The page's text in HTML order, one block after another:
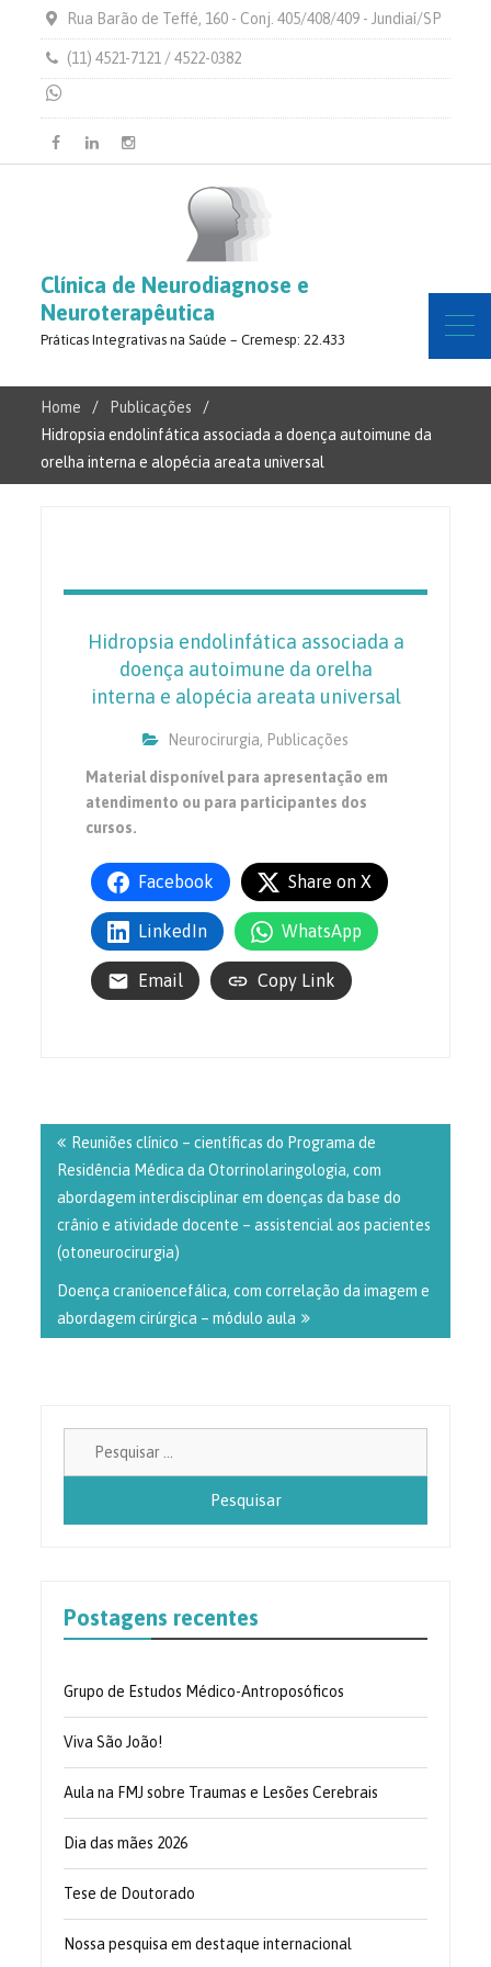
Rua Barão de Teffé, 160 - Conj. 405/408/409 - Jundiaí/SP
(11) 4521-7121 / 4522-0382
Facebook
LinkedinInstagram
Clínica de Neurodiagnose e
Neuroterapêutica
Práticas Integrativas na Saúde – Cremesp: 22.433
Home
Publicações
Hidropsia endolinfática associada a doença autoimune da
orelha interna e alopécia areata universal
Hidropsia endolinfática associada a
doença autoimune da orelha
interna e alopécia areata universal
Neurocirurgia, Publicações
Material disponível para apresentação em
atendimento ou para participantes dos
cursos.
Facebook Share on X
LinkedIn WhatsApp
Email Copy Link
de
Post
Reuniões clínico – científicas do Programa de
Residência Médica da Otorrinolaringologia, com
abordagem interdisciplinar em doenças da base do
crânio e atividade docente – assistencial aos pacientes
(otoneurocirurgia)
Doença cranioencefálica, com correlação da imagem e
abordagem cirúrgica – módulo aula
Postagens recentes
Grupo de Estudos Médico-Antroposóficos
Viva São João!
Aula na FMJ sobre Traumas e Lesões Cerebrais
Dia das mães 2026
Tese de Doutorado
Nossa pesquisa em destaque internacional